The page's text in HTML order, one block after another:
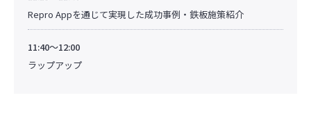
Repro Appを通じて実現した成功事例・鉄板施策紹介
11:40～12:00
ラップアップ